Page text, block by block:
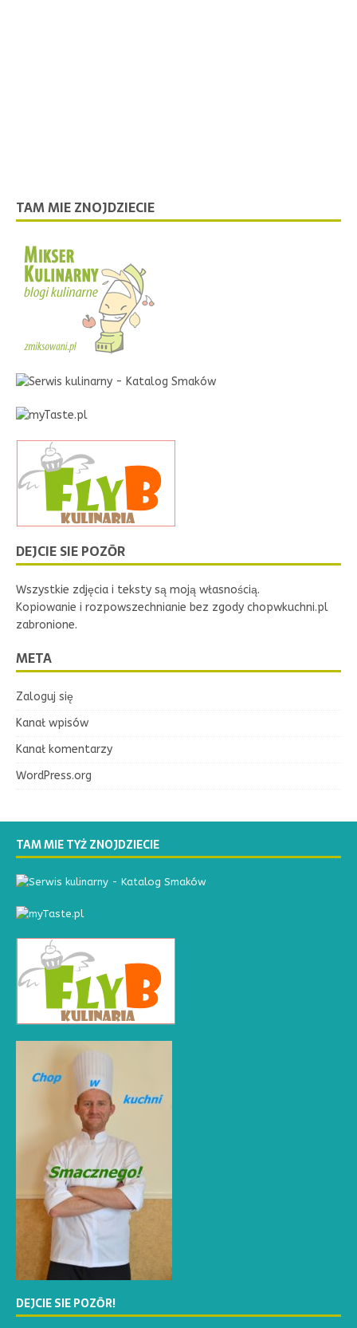
TAM MIE ZNOJDZIECIE
DEJCIE SIE POZŌR
Wszystkie zdjęcia i teksty są moją własnością.
Kopiowanie i rozpowszechnianie bez zgody chopwkuchni.pl
zabronione.
META
Zaloguj się
Kanał wpisów
Kanał komentarzy
WordPress.org
TAM MIE TYŻ ZNOJDZIECIE
DEJCIE SIE POZŌR!